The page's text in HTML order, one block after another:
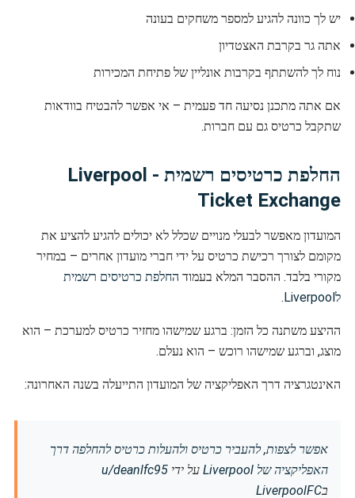
יש לך כוונה להגיע למספר משחקים בעונה
אתה גר בקרבת האצטדיון
נוח לך להשתתף בקרבות אונליין של פתיחת המכירות
אם אתה מתכנן נסיעה חד פעמית – אי אפשר להבטיח בוודאות
שתקבל כרטיס גם עם חברות.
החלפת כרטיסים רשמית - Liverpool
Ticket Exchange
המועדון מאפשר לבעלי מנויים שכלל לא יכולים להגיע להציע את
מקומם לצורך רכישת כרטיס על ידי חברי מועדון אחרים – במחיר
מקורי בלבד. ההסבר המלא בעמוד החלפת כרטיסים רשמית
לLiverpool
.
ההיצע משתנה כל הזמן: ברגע שמישהו מחזיר כרטיס למערכת – הוא
מוצג, וברגע שמישהו רוכש – הוא נעלם.
האינטגרציה דרך האפליקציה של המועדון התייעלה בשנה האחרונה:
אפשר לצפות, להעביר כרטיס ולהעלות כרטיס להחלפה דרך
האפליקציה של Liverpool
על ידי u/deanlfc95
בLiverpoolFC